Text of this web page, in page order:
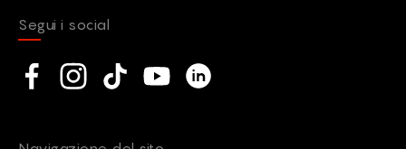
Segui i social
Social network
Facebook
Instagram
TikTokYouTubeLinkedin